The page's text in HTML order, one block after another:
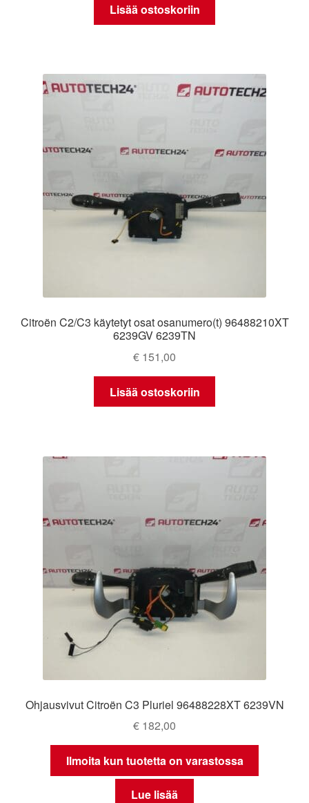
Lisää ostoskoriin
Citroën C2/C3 käytetyt osat osanumero(t) 96488210XT
6239GV 6239TN
€ 151,00
Lisää ostoskoriin
Ohjausvivut Citroën C3 Pluriel 96488228XT 6239VN
€ 182,00
Ilmoita kun tuotetta on varastossa
Lue lisää